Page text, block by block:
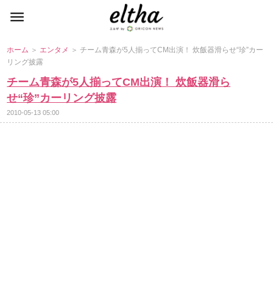
ホーム ＞ エンタメ ＞ チーム青森が5人揃ってCM出演！ 炊飯器滑らせ“珍”カー
リング披露
チーム青森が5人揃ってCM出演！ 炊飯器滑ら
せ“珍”カーリング披露
2010-05-13 05:00